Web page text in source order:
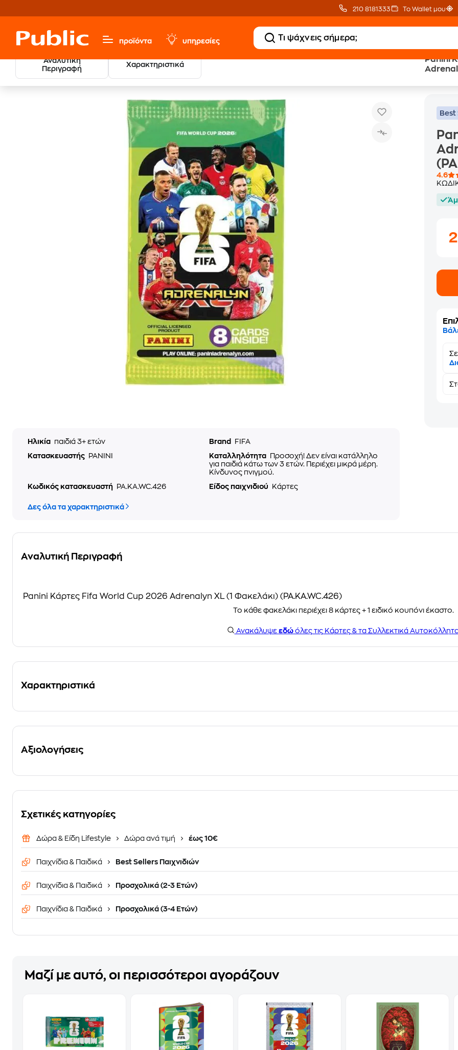
210 8181333 Το Wallet μου
προϊόντα υπηρεσίες
Αναλυτική
Περιγραφή
Χαρακτηριστικά
Panini
Παιχνίδια & Παιδικά Panini Κάρτες Fifa World Cup 2026 Adrenalyn XL (1 Φακελάκι)
Ηλικία παιδιά 3+ ετών Brand
FIFA
Κατασκευαστής
PANINI Καταλληλότητα
Προσοχή! Δεν είναι κατάλληλο
για παιδιά κάτω των 3 ετών. Περιέχει μικρά μέρη.
Κίνδυνος πνιγμού.
Κωδικός κατασκευαστή
PA.KA.WC.426 Είδος παιχνιδιού Κάρτες
Δες όλα τα χαρακτηριστικά
Best
4.6
Αναλυτική Περιγραφή
Panini Κάρτες Fifa World Cup 2026 Adrenalyn XL (1 Φακελάκι) (PA.KA.WC.426)
Το κάθε φακελάκι περιέχει 8 κάρτες + 1 ειδικό κουπόνι έκαστο.
Ανακάλυψε εδώόλες τις Κάρτες & τα Συλλεκτικά
Χαρακτηριστικά
Αξιολογήσεις
Σχετικές κατηγορίες
Δώρα & Είδη Lifestyle Δώρα ανά τιμή έως 10€
Παιχνίδια & Παιδικά Best Sellers Παιχνιδιών
Παιχνίδια & Παιδικά Προσχολικά (2-3 Ετών)
Παιχνίδια & Παιδικά Προσχολικά (3-4 Ετών)
Μαζί με αυτό, οι περισσότεροι αγοράζουν